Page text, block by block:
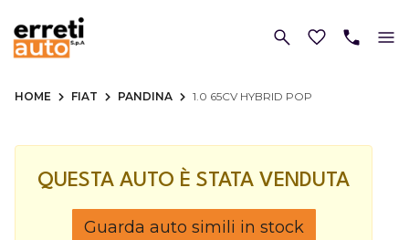
HOME FIAT PANDINA 1.0 65CV HYBRID POP
QUESTA AUTO È STATA VENDUTA
Guarda auto simili in stock